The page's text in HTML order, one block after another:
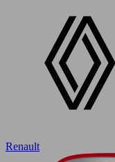
Renault